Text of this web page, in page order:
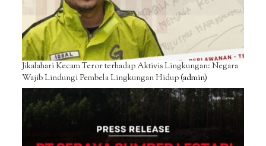
Jikalahari Kecam Teror terhadap Aktivis Lingkungan: Negara
Wajib Lindungi Pembela Lingkungan Hidup(admin)